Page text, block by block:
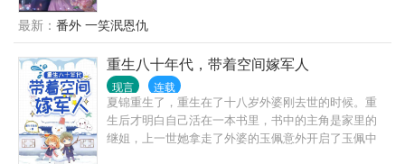
生的细腰，把人堵在墙角，眼角赤红的呢喃：“宝宝，
什么时候给我个名分？” 【假千金她是真豪门】+【双
大佬】
成自己是天选之女？卖钱卖钱！置办物资搬空全家去
下乡。 火车上才明白，原来是穿书，还是一个不配有
姓名的炮灰！ 沈清欢当场就问候了贼老天，好歹自己
也是个现代精英，穿越一场居然手握如此剧本！ 旁边
是女主，对面是男主，斜对面是未来军界大佬，确认
过眼神，都是自己惹不起的人！ 成炮灰那是不可能
的！ 只是后来的后来，军界大佬怎么天天粘着自己非
要娶自己？ 什么？女主重生了？女配重生了？炮灰还
最新： 番外 一笑泯恩仇
重生八十年代，带着空间嫁军人
现言 连载
夏锦重生了，重生在了十八岁外婆刚去世的时候。重
生后才明白自己活在一本书里，书中的主角是家里的
继姐，上一世她拿走了外婆的玉佩意外开启了玉佩中